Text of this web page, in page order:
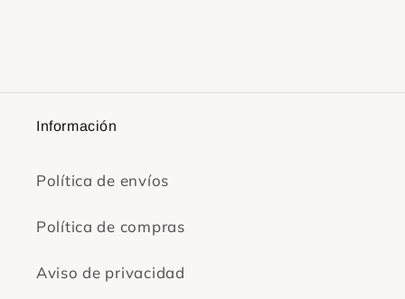
Información
Política de envíos
Política de compras
Aviso de privacidad